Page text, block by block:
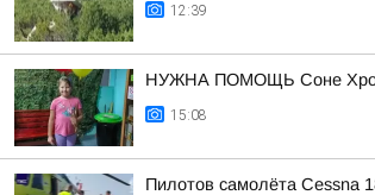
12:39
НУЖНА ПОМОЩЬ Соне
15:08
Пилотов самолёта Cessna